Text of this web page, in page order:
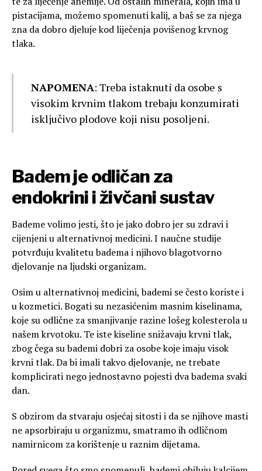
pistacijama, možemo spomenuti kalij, a baš se za njega
zna da dobro djeluje kod liječenja povišenog krvnog
tlaka.
NAPOMENA: Treba istaknuti da osobe s
visokim krvnim tlakom trebaju konzumirati
isključivo plodove koji nisu posoljeni.
Badem je odličan za
endokrini i živčani sustav
Bademe volimo jesti, što je jako dobro jer su zdravi i
cijenjeni u alternativnoj medicini. I naučne studije
potvrđuju kvalitetu badema i njihovo blagotvorno
djelovanje na ljudski organizam.
Osim u alternativnoj medicini, bademi se često koriste i
u kozmetici. Bogati su nezasićenim masnim kiselinama,
koje su odlične za smanjivanje razine lošeg kolesterola u
našem krvotoku. Te iste kiseline snižavaju krvni tlak,
zbog čega su bademi dobri za osobe koje imaju visok
krvni tlak. Da bi imali takvo djelovanje, ne trebate
komplicirati nego jednostavno pojesti dva badema svaki
dan.
S obzirom da stvaraju osjećaj sitosti i da se njihove masti
ne apsorbiraju u organizmu, smatramo ih odličnom
namirnicom za korištenje u raznim dijetama.